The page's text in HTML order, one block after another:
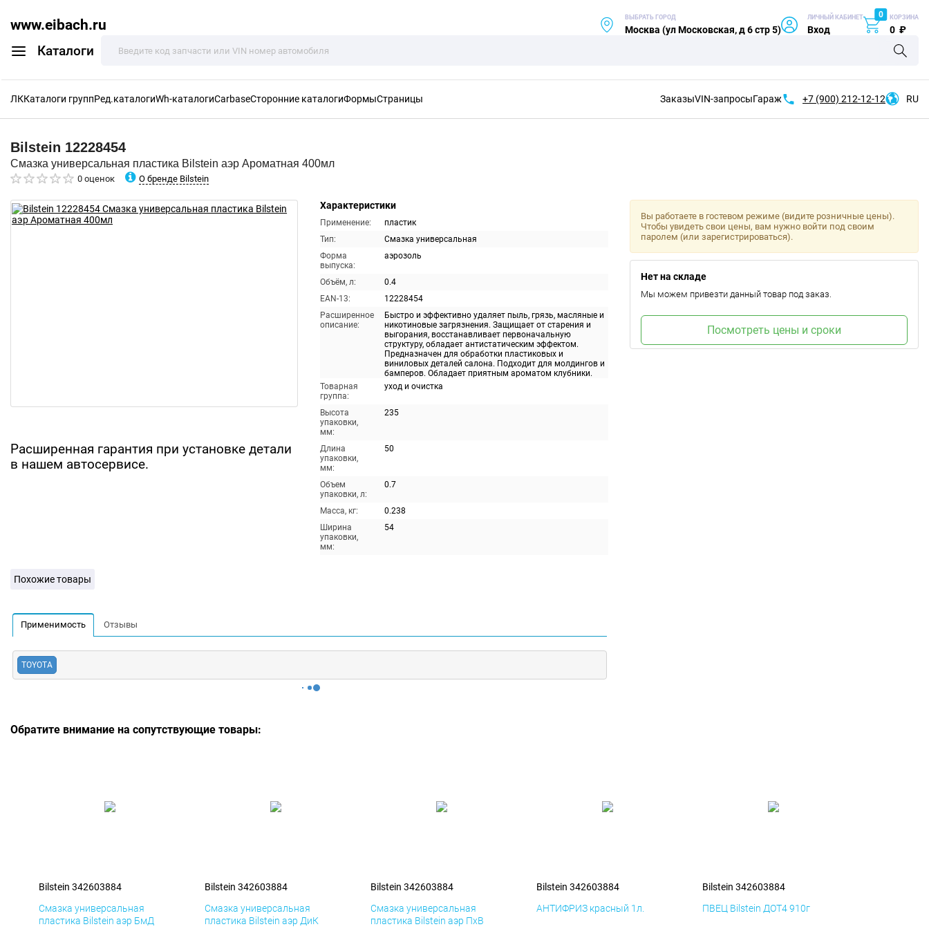
www.eibach.ru
Каталоги
ВЫБРАТЬ ГОРОД
Москва (ул Московская, д 6 стр 5)
ЛИЧНЫЙ КАБИНЕТ
Вход
0 КОРЗИНА
0 ₽
ЛККаталоги группРед.каталогиWh-каталогиCarbaseСторонние каталогиФормыСтраницы ЗаказыVIN-запросыГараж +7 (900) 212-12-12 RU
Bilstein 12228454
Смазка универсальная пластика Bilstein аэр Ароматная 400мл
0 оценок О бренде Bilstein
Расширенная гарантия при установке детали
в нашем автосервисе.
Характеристики
Применение:
пластик
Тип:
Смазка универсальная
Форма
выпуска:
аэрозоль
Объём, л:
0.4
EAN-13:
12228454
Расширенное
описание:
Быстро и эффективно удаляет пыль, грязь, масляные и
никотиновые загрязнения. Защищает от старения и
выгорания, восстанавливает первоначальную
структуру, обладает антистатическим эффектом.
Предназначен для обработки пластиковых и
виниловых деталей салона. Подходит для молдингов и
бамперов. Обладает приятным ароматом клубники.
Товарная
группа:
уход и очистка
Высота
упаковки,
мм:
235
Длина
упаковки,
мм:
50
Объем
упаковки, л:
0.7
Масса, кг:
0.238
Ширина
упаковки,
мм:
54
Вы работаете в гостевом режиме (видите розничные цены).
Чтобы увидеть свои цены, вам нужно войти под своим
паролем (или зарегистрироваться).
Нет на складе
Мы можем привезти данный товар под заказ.
Посмотреть цены и сроки
Похожие товары
Применимость Отзывы
TOYOTA
Обратите внимание на сопутствующие товары:
Bilstein 342603884
Смазка универсальная
пластика Bilstein аэр БмД
Bilstein 342603884
Смазка универсальная
пластика Bilstein аэр ДиК
Bilstein 342603884
Смазка универсальная
пластика Bilstein аэр ПхВ
Bilstein 342603884
АНТИФРИЗ красный 1л.
Bilstein 342603884
ПВЕЦ Bilstein ДОТ4 910г